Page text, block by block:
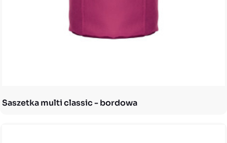
Saszetka multi classic - bordowa